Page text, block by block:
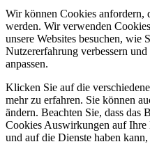
Wir können Cookies anfordern,
werden. Wir verwenden
unsere Websites besuchen, wie
Nutzererfahrung verbessern
anpassen.
Klicken Sie auf die
mehr zu erfahren. Sie können
ändern. Beachten Sie, dass
Cookies Auswirkungen auf Ihre
und auf die Dienste haben